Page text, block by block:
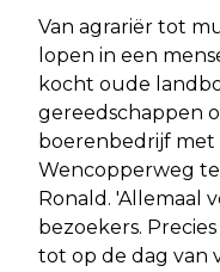
Van agrariër tot
lopen in een
kocht oude
gereedschappen
boerenbedrijf met
Wencopperweg
Ronald. 'Allemaal
bezoekers.
tot op de dag van